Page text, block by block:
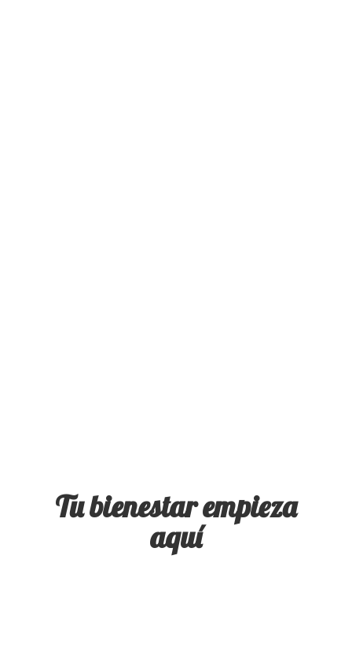
Tu bienestarempieza
aquí